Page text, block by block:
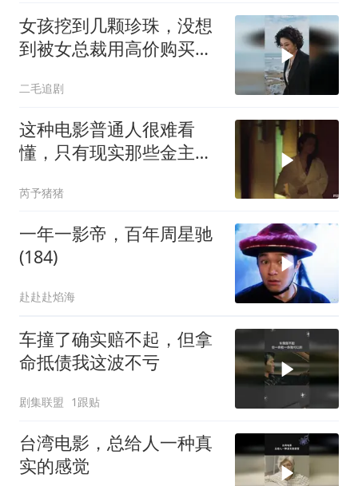
女孩挖到几颗珍珠，没想
到被女总裁用高价购买，
二毛追剧
这种电影普通人很难看
懂，只有现实那些金主看
芮予猪猪
一年一影帝，百年周星驰
(184)
赴赴赴焰海
车撞了确实赔不起，但拿
命抵债我这波不亏
剧集联盟 1跟贴
台湾电影，总给人一种真
实的感觉